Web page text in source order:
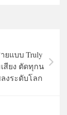
ยแบบ Truly
เสียง ตัดทุกน
งระดับโลก